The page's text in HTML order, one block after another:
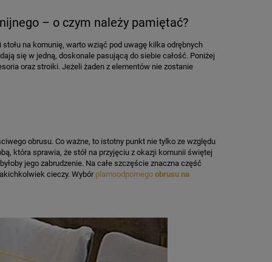
– o czym należy pamiętać?
na komunię, warto wziąć pod uwagę kilka odrębnych
się w jedną, doskonale pasującą do siebie całość. Poniżej
oraz stroiki. Jeżeli żaden z elementów nie zostanie
obrusu. Co ważne, to istotny punkt nie tylko ze względu
która sprawia, że stół na przyjęciu z okazji komunii świętej
jego zabrudzenie. Na całe szczęście znaczna część
cieczy. Wybór plamoodpornego obrusu na